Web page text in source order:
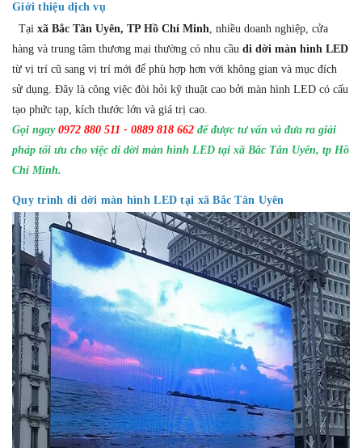
Giới thiệu dịch vụ
Tại xã Bắc Tân Uyên, TP Hồ Chí Minh, nhiều doanh nghiệp, cửa
hàng và trung tâm thương mại thường có nhu cầu di dời màn hình LED
từ vị trí cũ sang vị trí mới để phù hợp hơn với không gian và mục đích
sử dụng. Đây là công việc đòi hỏi kỹ thuật cao bởi màn hình LED có cấu
tạo phức tạp, kích thước lớn và giá trị cao.
Gọi ngay 0972 880 511 - 0889 818 662 để được tư vấn và đưa ra giải
pháp tối ưu cho việc di dời màn hình LED tại xã Bắc Tân Uyên, tp Hồ
Chí Minh.
Quy trình di dời màn hình LED tại xã Bắc Tân Uyên